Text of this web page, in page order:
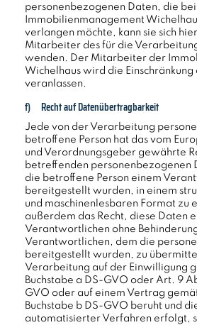
personenbezogenen Daten, die
Immobilienmanagement
verlangen möchte, kann sie sich
Mitarbeiter des für die
wenden. Der Mitarbeiter der
Wichelhaus wird die
veranlassen.
f) Recht auf Datenübertragbarkeit
Jede von der Verarbeitung
betroffene Person hat das vom
und Verordnungsgeber gewährte
betreffenden personenbezogenen
die betroffene Person einem
bereitgestellt wurden, in einem
und maschinenlesbaren Format zu
außerdem das Recht, diese Daten
Verantwortlichen ohne
Verantwortlichen, dem die
bereitgestellt wurden, zu
Verarbeitung auf der Einwilligung
Buchstabe a DS-GVO oder Art. 9
GVO oder auf einem Vertrag
Buchstabe b DS-GVO beruht und
automatisierter Verfahren erfolgt,